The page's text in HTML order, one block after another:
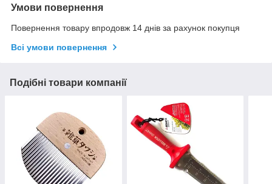
Умови повернення
Повернення товару впродовж 14 днів за рахунок покупця
Всі умови повернення
Подібні товари компанії